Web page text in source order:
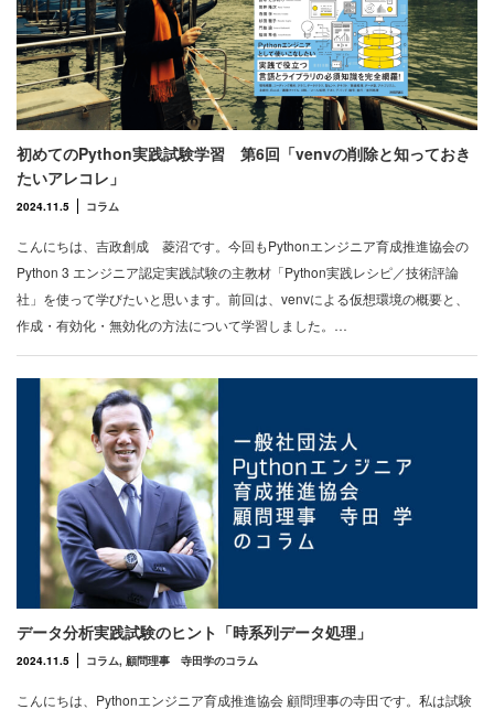
初めてのPython実践試験学習 第6回「venvの削除と知っておき
たいアレコレ」
2024.11.5 コラム
こんにちは、吉政創成 菱沼です。今回もPythonエンジニア育成推進協会の
Python 3 エンジニア認定実践試験の主教材「Python実践レシピ／技術評論
社」を使って学びたいと思います。前回は、venvによる仮想環境の概要と、
作成・有効化・無効化の方法について学習しました。…
データ分析実践試験のヒント「時系列データ処理」
2024.11.5 コラム, 顧問理事 寺田学のコラム
こんにちは、Pythonエンジニア育成推進協会 顧問理事の寺田です。私は試験